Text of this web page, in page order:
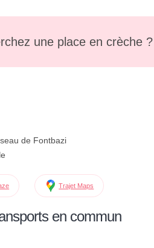
une place en crèche ?
de Fontbazi
Trajet Maps
en commun